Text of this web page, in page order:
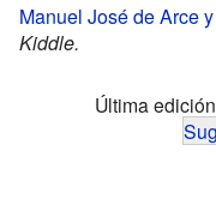
Manuel José de Arce
Kiddle.
Última